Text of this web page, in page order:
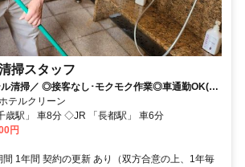
掃スタッフ
清掃／ ◎接客なし･モクモク作業◎車通勤OK(無
テルクリーン
歳駅」 車8分 ◇JR 「長都駅」 車6分
円
間 1年間 契約の更新 あり（双方合意の上、1年毎